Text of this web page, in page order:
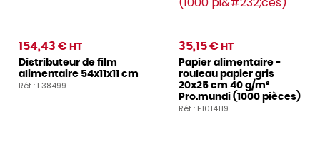
154,43 € HT
Distributeur de film
alimentaire 54x11x11 cm
Réf : E38499
35,15 € HT
Papier alimentaire -
rouleau papier gris
20x25 cm 40 g/m²
Pro.mundi (1000 pièces)
Réf : E1014119